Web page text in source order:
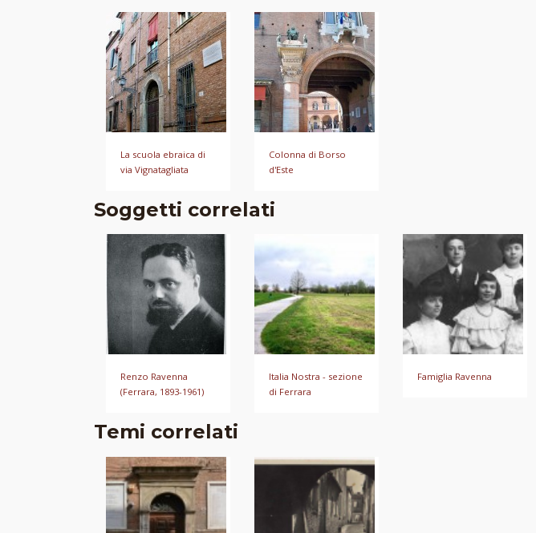
La scuola ebraica di
via Vignatagliata
Colonna di Borso
d'Este
Soggetti correlati
Renzo Ravenna
(Ferrara, 1893-1961)
Italia Nostra - sezione
di Ferrara
Famiglia Ravenna
Temi correlati